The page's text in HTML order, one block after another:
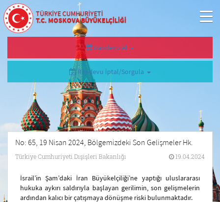
TÜRKİYE CUMHURİYETİ
T.C. MOSKOVA BÜYÜKELÇİLİĞİ
Randevu Al
Randevu İptal/Sorgula
No: 65, 19 Nisan 2024, Bölgemizdeki Son Gelişmeler Hk.
Türkiye Cumhuriyeti Dışişleri Bakanlığı 19.04.2024
İsrail’in Şam’daki İran Büyükelçiliği’ne yaptığı uluslararası
hukuka aykırı saldırıyla başlayan gerilimin, son gelişmelerin
ardından kalıcı bir çatışmaya dönüşme riski bulunmaktadır.